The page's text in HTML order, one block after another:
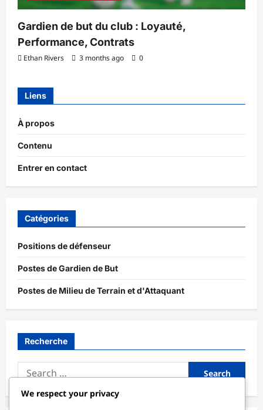
Gardien de but du club : Loyauté,
Performance, Contrats
Ethan Rivers 3 months ago 0
Liens
À propos
Contenu
Entrer en contact
Catégories
Positions de défenseur
Postes de Gardien de But
Postes de Milieu de Terrain et d'Attaquant
Recherche
Search
We respect your privacy